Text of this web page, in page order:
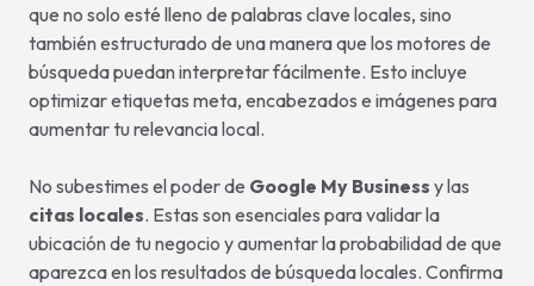
que no solo esté lleno de palabras clave locales, sino
también estructurado de una manera que los motores de
búsqueda puedan interpretar fácilmente. Esto incluye
optimizar etiquetas meta, encabezados e imágenes para
aumentar tu relevancia local.
No subestimes el poder de Google My Business y las
citas locales. Estas son esenciales para validar la
ubicación de tu negocio y aumentar la probabilidad de que
aparezca en los resultados de búsqueda locales. Confirma